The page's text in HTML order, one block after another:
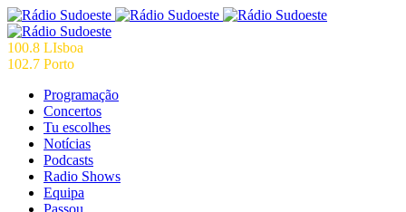
100.8 LIsboa
102.7 Porto
Programação
Concertos
Tu escolhes
Notícias
Podcasts
Radio Shows
Equipa
Passou